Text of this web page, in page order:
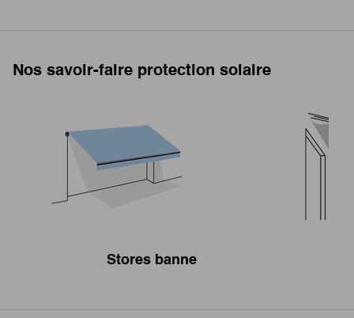
Nos savoir-faire protection solaire
Stores banne